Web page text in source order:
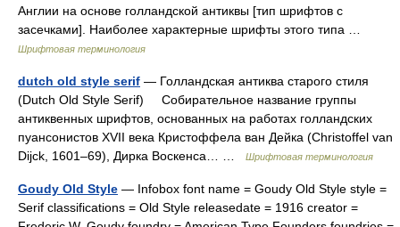
Англии на основе голландской антиквы [тип шрифтов с
засечками]. Наиболее характерные шрифты этого типа …
Шрифтовая терминология
dutch old style serif — Голландская антиква старого стиля
(Dutch Old Style Serif) Собирательное название группы
антиквенных шрифтов, основанных на работах голландских
пуансонистов XVII века Кристоффела ван Дейка (Christoffel van
Dijck, 1601–69), Дирка Воскенса… …
Шрифтовая терминология
Goudy Old Style — Infobox font name = Goudy Old Style style =
Serif classifications = Old Style releasedate = 1916 creator =